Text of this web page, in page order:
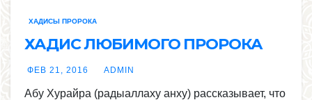
ХАДИСЫ ПРОРОКА
ХАДИС ЛЮБИМОГО ПРОРОКА
ФЕВ 21, 2016 ADMIN
Абу Хурайра (радыаллаху анху) рассказывает, что